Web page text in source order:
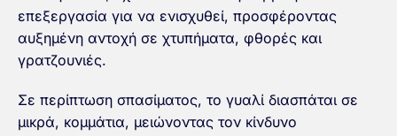
επεξεργασία για να ενισχυθεί, προσφέροντας
αυξημένη αντοχή σε χτυπήματα, φθορές και
γρατζουνιές.
Σε περίπτωση σπασίματος, το γυαλί διασπάται σε
μικρά, κομμάτια, μειώνοντας τον κίνδυνο